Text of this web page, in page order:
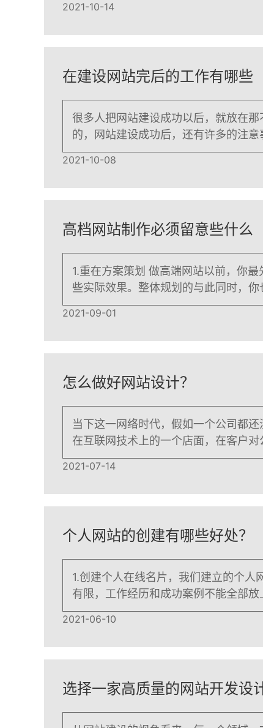
2021-10-14
在建设网站完后的工作有哪些
很多人把网站建设成功以后，就放在
的，网站建设成功后，还有许多的注
2021-10-08
高档网站制作必须留意些什么
1.重在方案策划 做高端网站以前，你
些实际效果。整体规划的与此同时，
2021-09-01
怎么做好网站设计？
当下这一网络时代，假如一个公司都
在互联网技术上的一个店面，在客户
2021-07-14
个人网站的创建有哪些好处？
1.创建个人在线名片，我们建立的个
有限，工作经历和成功案例不能全部
2021-06-10
选择一家高质量的网站开发设